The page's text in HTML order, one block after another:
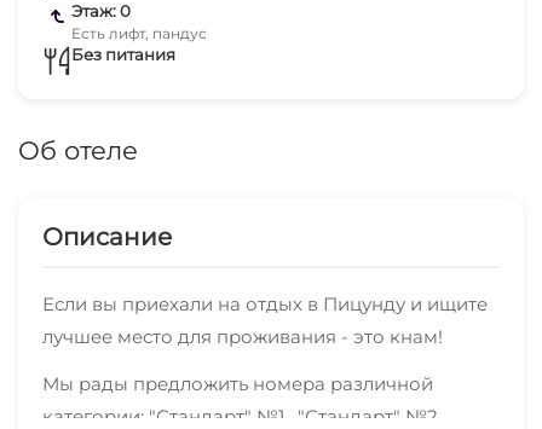
Этаж: 0
Есть лифт, пандус
Без питания
Об отеле
Описание
Если вы приехали на отдых в Пицунду и ищите
лучшее место для проживания - это кнам!
Мы рады предложить номера различной
категории: "Стандарт" №1 , "Стандарт" №2 ,